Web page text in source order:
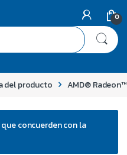
0
del producto AMD®
concuerden con la